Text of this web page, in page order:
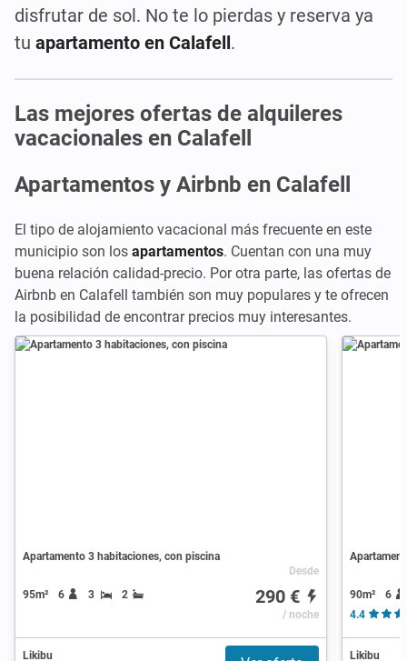
disfrutar de sol. No te lo pierdas y reserva ya
tu apartamento en Calafell.
Las mejores ofertas de alquileres
vacacionales en Calafell
Apartamentos y Airbnb en Calafell
El tipo de alojamiento vacacional más frecuente en este
municipio son los apartamentos. Cuentan con una muy
buena relación calidad-precio. Por otra parte, las ofertas de
Airbnb en Calafell también son muy populares y te ofrecen
la posibilidad de encontrar precios muy interesantes.
Apartamento 3 habitaciones, con piscina
95m² 6 3 2
Desde
290 €
/ noche
Likibu
90m²
6
4.4
Likibu